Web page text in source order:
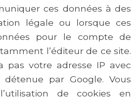
ces données à des
légale ou lorsque ces
pour le compte de
l’éditeur de ce site.
pas votre adresse IP avec
par Google. Vous
de cookies en